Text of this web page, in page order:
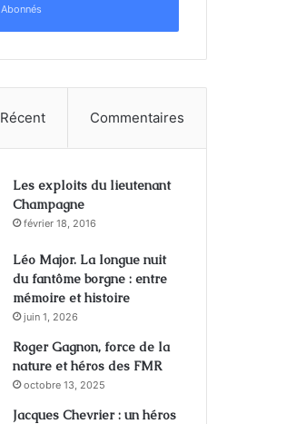
Abonnés
Récent Commentaires
Les exploits du lieutenant
Champagne
février 18, 2016
Léo Major. La longue nuit
du fantôme borgne : entre
mémoire et histoire
juin 1, 2026
Roger Gagnon, force de la
nature et héros des FMR
octobre 13, 2025
Jacques Chevrier : un héros